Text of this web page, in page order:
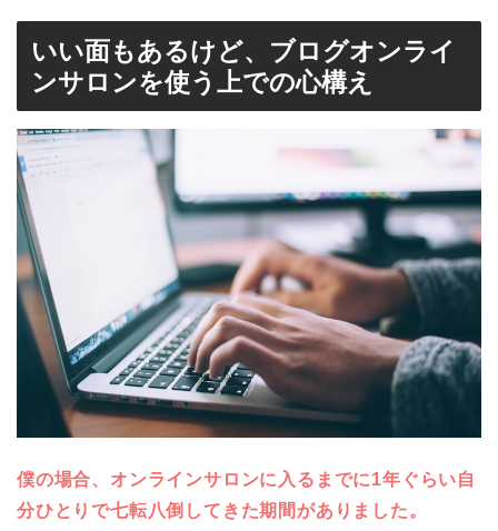
いい面もあるけど、ブログオンライ
ンサロンを使う上での心構え
僕の場合、オンラインサロンに入るまでに1年ぐらい自
分ひとりで七転八倒してきた期間がありました。